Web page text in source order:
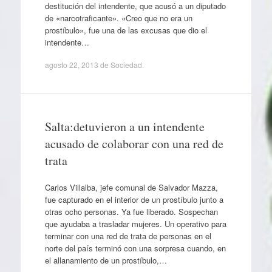
destitución del intendente, que acusó a un diputado
de «narcotraficante». «Creo que no era un
prostíbulo», fue una de las excusas que dio el
intendente…
agosto 22, 2013 de Sociedad
Salta:detuvieron a un intendente
acusado de colaborar con una red de
trata
Carlos Villalba, jefe comunal de Salvador Mazza,
fue capturado en el interior de un prostíbulo junto a
otras ocho personas. Ya fue liberado. Sospechan
que ayudaba a trasladar mujeres. Un operativo para
terminar con una red de trata de personas en el
norte del país terminó con una sorpresa cuando, en
el allanamiento de un prostíbulo,…